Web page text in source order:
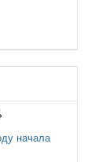
начала